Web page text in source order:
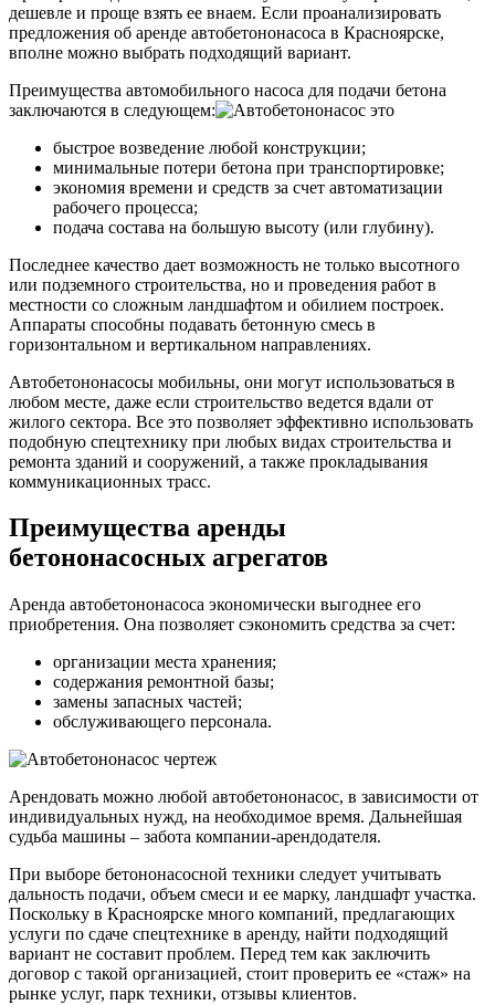
дешевле и проще взять ее внаем. Если проанализировать
предложения об аренде автобетононасоса в Красноярске,
вполне можно выбрать подходящий вариант.
Преимущества автомобильного насоса для подачи бетона
заключаются в следующем:
быстрое возведение любой конструкции;
минимальные потери бетона при транспортировке;
экономия времени и средств за счет автоматизации
рабочего процесса;
подача состава на большую высоту (или глубину).
Последнее качество дает возможность не только высотного
или подземного строительства, но и проведения работ в
местности со сложным ландшафтом и обилием построек.
Аппараты способны подавать бетонную смесь в
горизонтальном и вертикальном направлениях.
Автобетононасосы мобильны, они могут использоваться в
любом месте, даже если строительство ведется вдали от
жилого сектора. Все это позволяет эффективно использовать
подобную спецтехнику при любых видах строительства и
ремонта зданий и сооружений, а также прокладывания
коммуникационных трасс.
Преимущества аренды
бетононасосных агрегатов
Аренда автобетононасоса экономически выгоднее его
приобретения. Она позволяет сэкономить средства за счет:
организации места хранения;
содержания ремонтной базы;
замены запасных частей;
обслуживающего персонала.
Арендовать можно любой автобетононасос, в зависимости от
индивидуальных нужд, на необходимое время. Дальнейшая
судьба машины – забота компании-арендодателя.
При выборе бетононасосной техники следует учитывать
дальность подачи, объем смеси и ее марку, ландшафт участка.
Поскольку в Красноярске много компаний, предлагающих
услуги по сдаче спецтехнике в аренду, найти подходящий
вариант не составит проблем. Перед тем как заключить
договор с такой организацией, стоит проверить ее «стаж» на
рынке услуг, парк техники, отзывы клиентов.